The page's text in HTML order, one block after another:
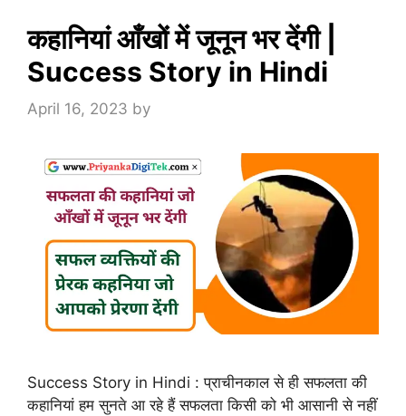
कहानियां आँखों में जूनून भर देंगी |
Success Story in Hindi
April 16, 2023 by
Success Story in Hindi : प्राचीनकाल से ही सफलता की
कहानियां हम सुनते आ रहे हैं सफलता किसी को भी आसानी से नहीं